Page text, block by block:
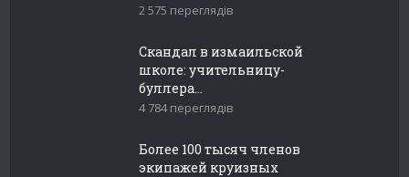
2 575 переглядів
Скандал в измаильской
школе: учительницу-
буллера...
4 784 переглядів
Более 100 тысяч членов
экипажей круизных